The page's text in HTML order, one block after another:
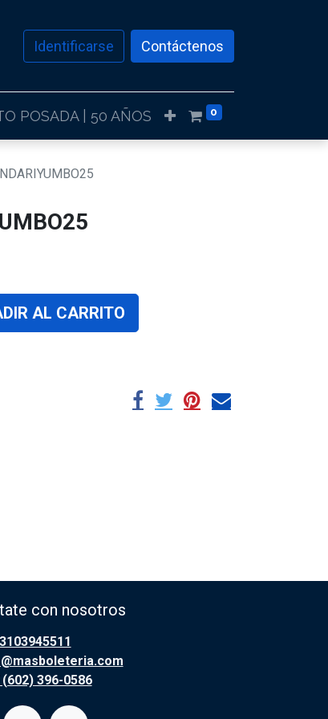
Identificarse Contáctenos
POSADA | 50 AÑOS 0
AL CARRITO
con nosotros
(602) 396-0586